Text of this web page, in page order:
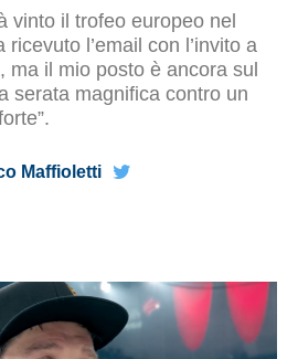
vinto il trofeo europeo nel
ricevuto l’email con l’invito a
ma il mio posto è ancora sul
serata magnifica contro un
Maffioletti